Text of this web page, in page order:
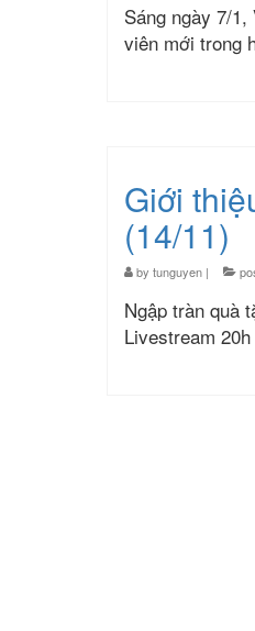
Sáng ngày 7/
viên mới trong
Giới
(14/11)
by tunguyen |
Ngập tràn quà
Livestream